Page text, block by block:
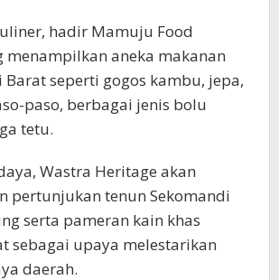
hadir Mamuju Food
menampilkan aneka makanan
Barat seperti gogos kambu, jepa,
paso, berbagai jenis bolu
tetu.
Wastra Heritage akan
pertunjukan tenun Sekomandi
serta pameran kain khas
sebagai upaya melestarikan
daerah.